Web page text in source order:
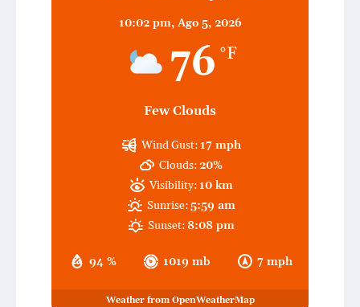
10:02 pm, Ago 5, 2026
76 °F
Few Clouds
94 % 1019 mb 7 mph
Wind Gust: 17 mph
Clouds:20%
Visibility: 10 km
Sunrise:5:59 am
Sunset:8:08 pm
Weather from OpenWeatherMap